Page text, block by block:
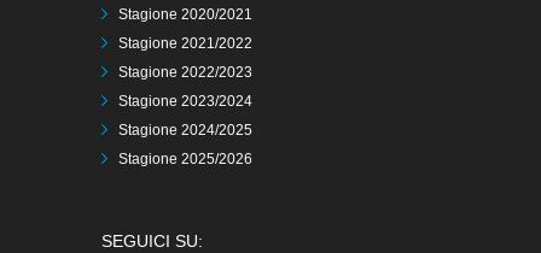
Stagione 2020/2021
Stagione 2021/2022
Stagione 2022/2023
Stagione 2023/2024
Stagione 2024/2025
Stagione 2025/2026
SEGUICI SU: